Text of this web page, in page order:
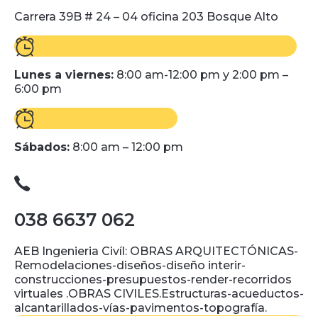
Carrera 39B # 24 – 04 oficina 203 Bosque Alto
Lunes a viernes: 8:00 am-12:00 pm y 2:00 pm –
6:00 pm
Sábados: 8:00 am – 12:00 pm
038 6637 062
AEB Ingenieria Civíl: OBRAS ARQUITECTÓNICAS-
Remodelaciones-diseños-diseño interir-
construcciones-presupuestos-render-recorridos
virtuales .OBRAS CIVILES.Estructuras-acueductos-
alcantarillados-vías-pavimentos-topografía.